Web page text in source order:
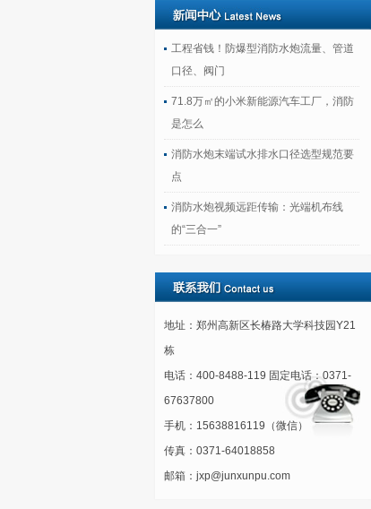
工程省钱！防爆型消防水炮流量、管道
口径、阀门
71.8万㎡的小米新能源汽车工厂，消防
是怎么
消防水炮末端试水排水口径选型规范要
点
消防水炮视频远距传输：光端机布线
的“三合一”
地址：郑州高新区长椿路大学科技园Y21
栋
电话：400-8488-119 固定电话：0371-
67637800
手机：15638816119（微信）
传真：0371-64018858
邮箱：jxp@junxunpu.com